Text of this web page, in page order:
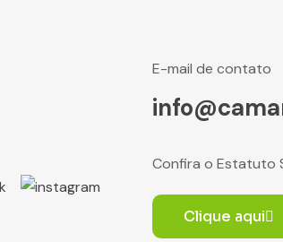
E-mail de contato
Confira o Estatuto
Clique aqui